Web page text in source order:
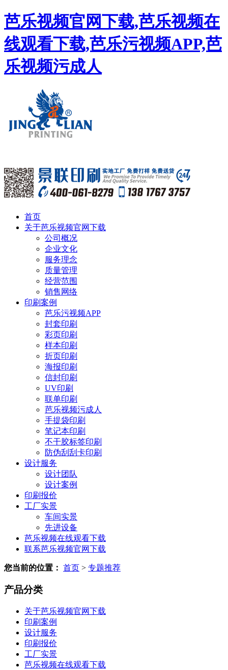
芭乐视频官网下载,芭乐视频在
线观看下载,芭乐污视频APP,芭
乐视频污成人
首页
关于芭乐视频官网下载
公司概况
企业文化
服务理念
质量管理
经营范围
销售网络
印刷案例
芭乐污视频APP
封套印刷
彩页印刷
样本印刷
折页印刷
海报印刷
信封印刷
UV印刷
联单印刷
芭乐视频污成人
手提袋印刷
笔记本印刷
不干胶标签印刷
防伪刮刮卡印刷
设计服务
设计团队
设计案例
印刷报价
工厂实景
车间实景
先进设备
芭乐视频在线观看下载
联系芭乐视频官网下载
您当前的位置： 首页 > 专题推荐
产品分类
关于芭乐视频官网下载
印刷案例
设计服务
印刷报价
工厂实景
芭乐视频在线观看下载